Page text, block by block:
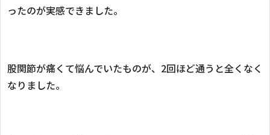
ったのが実感できました。
股関節が痛くて悩んでいたものが、2回ほど通うと全くなく
なりました。